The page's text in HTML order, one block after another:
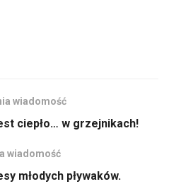
wiadomość
ciepło… w grzejnikach!
wiadomość
młodych pływaków.